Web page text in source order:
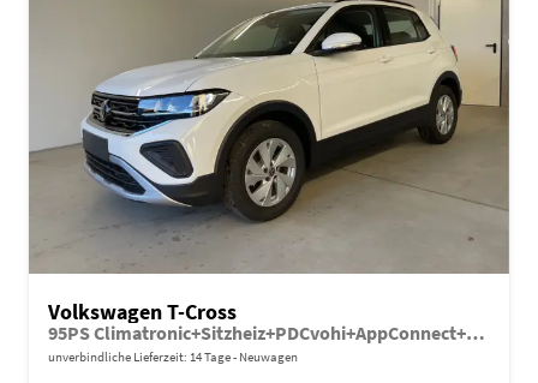
Volkswagen T-Cross
95PS Climatronic+Sitzheiz+PDCvohi+AppConnect+Side+TravelAssist+ACC
unverbindliche Lieferzeit: 14 Tage Neuwagen